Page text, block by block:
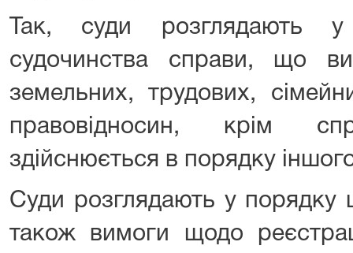
Так, суди розглядають у
судочинства справи, що
земельних, трудових,
правовідносин, крім
здійснюється в порядку
Суди розглядають у порядку
також вимоги щодо